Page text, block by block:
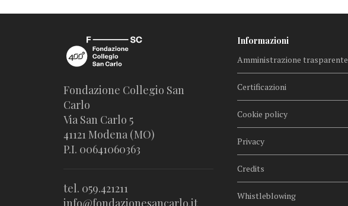
Fondazione Collegio San
Carlo
Via San Carlo 5
41121 Modena (MO)
P.I. 00641060363
tel. 059.421211
info@fondazionesancarlo.it
Informazioni
Amministrazione trasparente
Certificazioni
Cookie policy
Privacy
Credits
Whistleblowing